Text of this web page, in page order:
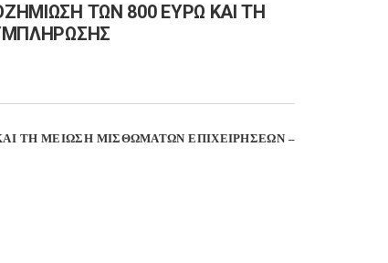
ΤΩΝ 800 ΕΥΡΩ ΚΑΙ ΤΗ
ΤΗ ΜΕΙΩΣΗ ΜΙΣΘΩΜΑΤΩΝ ΕΠΙΧΕΙΡΗΣΕΩΝ –